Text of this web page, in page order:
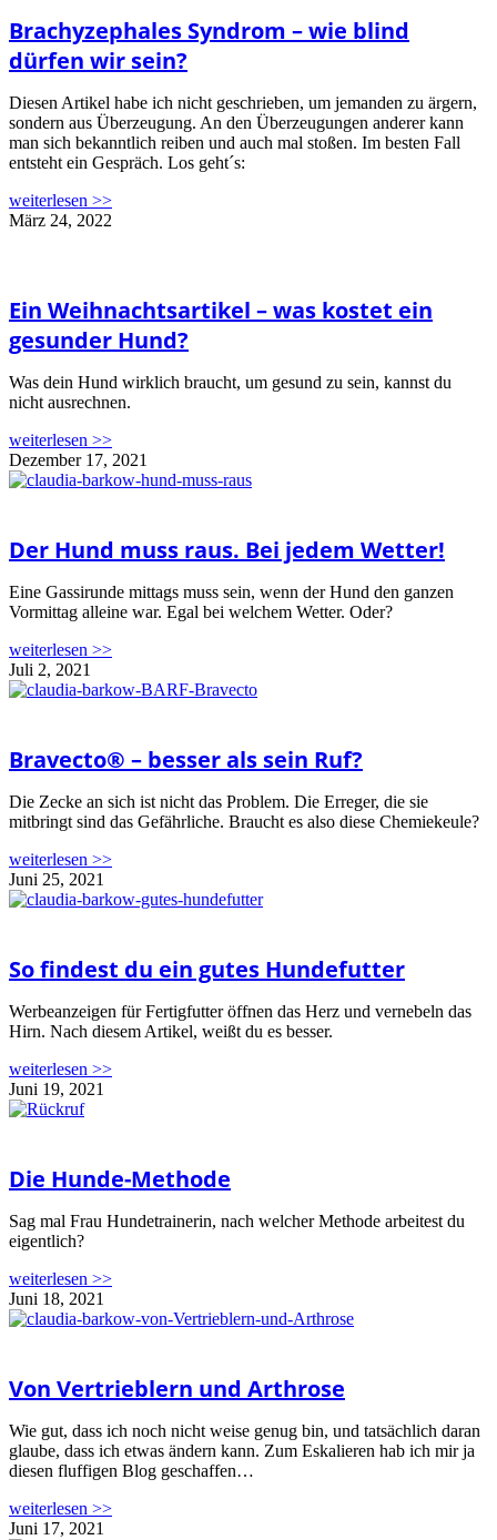
Brachyzephales Syndrom – wie blind
dürfen wir sein?
Diesen Artikel habe ich nicht geschrieben, um jemanden zu ärgern,
sondern aus Überzeugung. An den Überzeugungen anderer kann
man sich bekanntlich reiben und auch mal stoßen. Im besten Fall
entsteht ein Gespräch. Los geht´s:
weiterlesen >>
März 24, 2022
Ein Weihnachtsartikel – was kostet ein
gesunder Hund?
Was dein Hund wirklich braucht, um gesund zu sein, kannst du
nicht ausrechnen.
weiterlesen >>
Dezember 17, 2021
Der Hund muss raus. Bei jedem Wetter!
Eine Gassirunde mittags muss sein, wenn der Hund den ganzen
Vormittag alleine war. Egal bei welchem Wetter. Oder?
weiterlesen >>
Juli 2, 2021
Bravecto® – besser als sein Ruf?
Die Zecke an sich ist nicht das Problem. Die Erreger, die sie
mitbringt sind das Gefährliche. Braucht es also diese Chemiekeule?
weiterlesen >>
Juni 25, 2021
So findest du ein gutes Hundefutter
Werbeanzeigen für Fertigfutter öffnen das Herz und vernebeln das
Hirn. Nach diesem Artikel, weißt du es besser.
weiterlesen >>
Juni 19, 2021
Die Hunde-Methode
Sag mal Frau Hundetrainerin, nach welcher Methode arbeitest du
eigentlich?
weiterlesen >>
Juni 18, 2021
Von Vertrieblern und Arthrose
Wie gut, dass ich noch nicht weise genug bin, und tatsächlich daran
glaube, dass ich etwas ändern kann. Zum Eskalieren hab ich mir ja
diesen fluffigen Blog geschaffen…
weiterlesen >>
Juni 17, 2021